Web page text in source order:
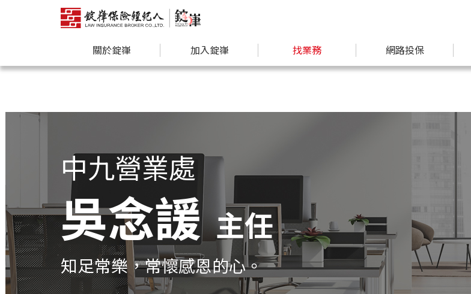
關於錠嵂 加入錠嵂 找業務 網路投保
中九營業處
吳念諼 主任
知足常樂，常懷感恩的心。